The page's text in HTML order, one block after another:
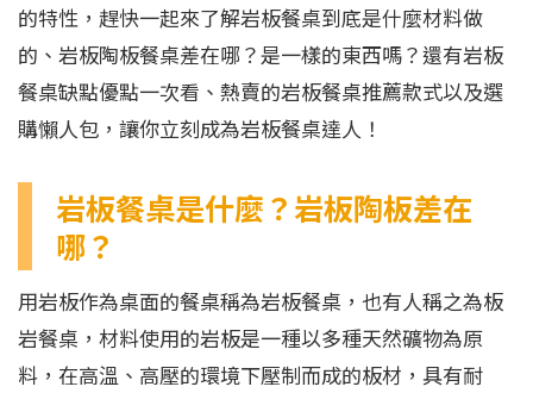
的特性，趕快一起來了解岩板餐桌到底是什麼材料做
的、岩板陶板餐桌差在哪？是一樣的東西嗎？還有岩板
餐桌缺點優點一次看、熱賣的岩板餐桌推薦款式以及選
購懶人包，讓你立刻成為岩板餐桌達人！
岩板餐桌是什麼？岩板陶板差在
哪？
用岩板作為桌面的餐桌稱為岩板餐桌，也有人稱之為板
岩餐桌，材料使用的岩板是一種以多種天然礦物為原
料，在高溫、高壓的環境下壓制而成的板材，具有耐